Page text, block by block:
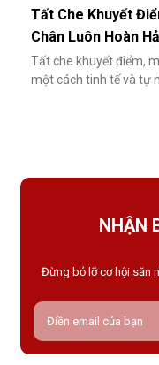
Tất Che Khuyết
Chân Luôn Hoàn
Tất che khuyết điểm,
một cách tinh tế và tự
NHẬN
Đừng bỏ lỡ cơ hội săn